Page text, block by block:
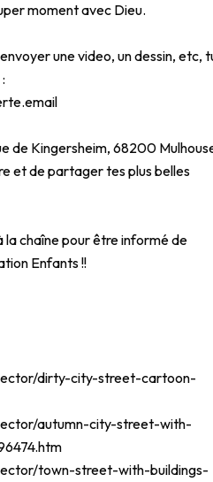
moment avec Dieu.
une video, un dessin, etc,
de Kingersheim, 68200
et de partager tes plus belles
la chaîne pour être informé de
Enfants !!
dirty-city-street-cartoon-
autumn-city-street-with-
town-street-with-buildings-